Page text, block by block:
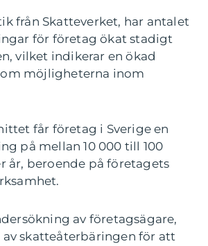
från Skatteverket, har antalet
för företag ökat stadigt
vilket indikerar en ökad
möjligheterna inom
får företag i Sverige en
på mellan 10 000 till 100
år, beroende på företagets
av företagsägare,
av skatteåterbäringen för att